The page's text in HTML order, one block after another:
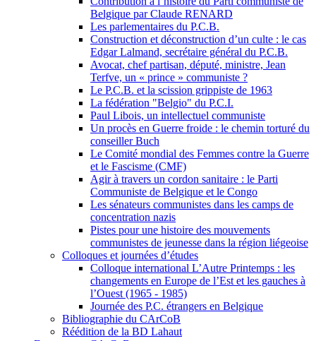
Belgique par Claude RENARD
Les parlementaires du P.C.B.
Construction et déconstruction d’un culte : le cas
Edgar Lalmand, secrétaire général du P.C.B.
Avocat, chef partisan, député, ministre, Jean
Terfve, un « prince » communiste ?
Le P.C.B. et la scission grippiste de 1963
La fédération "Belgio" du P.C.I.
Paul Libois, un intellectuel communiste
Un procès en Guerre froide : le chemin torturé du
conseiller Buch
Le Comité mondial des Femmes contre la Guerre
et le Fascisme (CMF)
Agir à travers un cordon sanitaire : le Parti
Communiste de Belgique et le Congo
Les sénateurs communistes dans les camps de
concentration nazis
Pistes pour une histoire des mouvements
communistes de jeunesse dans la région liégeoise
Colloques et journées d’études
Colloque international L’Autre Printemps : les
changements en Europe de l’Est et les gauches à
l’Ouest (1965 - 1985)
Journée des P.C. étrangers en Belgique
Bibliographie du CArCoB
Réédition de la BD Lahaut